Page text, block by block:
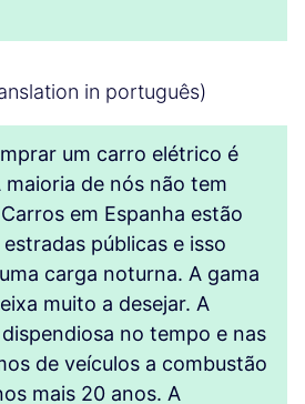
in português)
um carro elétrico é
maioria de nós não tem
em Espanha estão
públicas e isso
carga noturna. A gama
muito a desejar. A
no tempo e nas
de veículos a combustão
mais 20 anos. A